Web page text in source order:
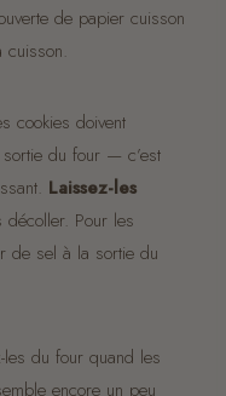
de papier cuisson
cuisson.
cookies doivent
du four — c’est
Laissez-les
décoller. Pour les
de sel à la sortie du
du four quand les
encore un peu